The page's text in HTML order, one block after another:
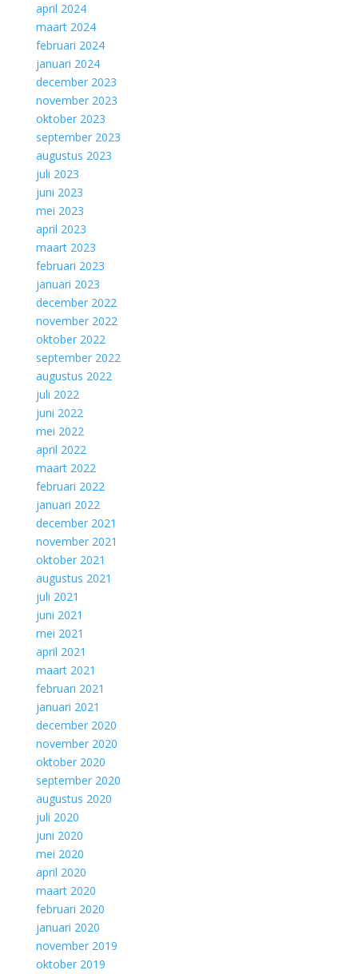
april 2024
maart 2024
februari 2024
januari 2024
december 2023
november 2023
oktober 2023
september 2023
augustus 2023
juli 2023
juni 2023
mei 2023
april 2023
maart 2023
februari 2023
januari 2023
december 2022
november 2022
oktober 2022
september 2022
augustus 2022
juli 2022
juni 2022
mei 2022
april 2022
maart 2022
februari 2022
januari 2022
december 2021
november 2021
oktober 2021
augustus 2021
juli 2021
juni 2021
mei 2021
april 2021
maart 2021
februari 2021
januari 2021
december 2020
november 2020
oktober 2020
september 2020
augustus 2020
juli 2020
juni 2020
mei 2020
april 2020
maart 2020
februari 2020
januari 2020
november 2019
oktober 2019